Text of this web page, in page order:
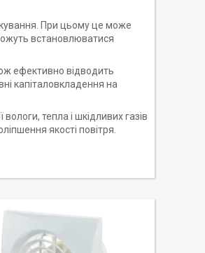
При цьому це може
встановлюватися
ефективно відводить
капіталовкладення на
тепла і шкідливих газів
якості повітря.